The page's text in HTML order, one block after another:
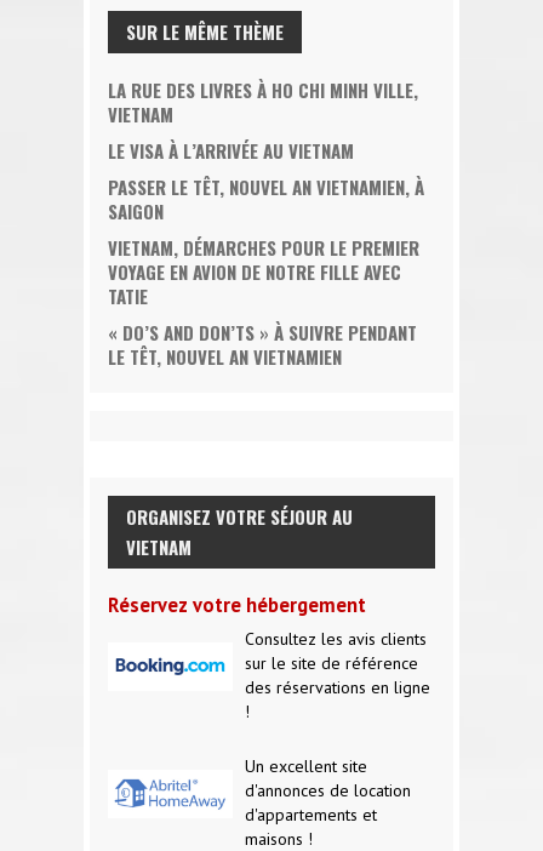
SUR LE MÊME THÈME
LA RUE DES LIVRES À HO CHI MINH VILLE,
VIETNAM
LE VISA À L’ARRIVÉE AU VIETNAM
PASSER LE TÊT, NOUVEL AN VIETNAMIEN, À
SAIGON
VIETNAM, DÉMARCHES POUR LE PREMIER
VOYAGE EN AVION DE NOTRE FILLE AVEC
TATIE
« DO’S AND DON’TS » À SUIVRE PENDANT
LE TÊT, NOUVEL AN VIETNAMIEN
ORGANISEZ VOTRE SÉJOUR AU
VIETNAM
Réservez votre hébergement
Consultez les avis clients
sur le site de référence
des réservations en ligne
!
Un excellent site
d'annonces de location
d'appartements et
maisons !